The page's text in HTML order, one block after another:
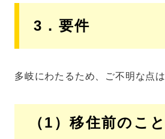
3．要件
多岐にわたるため、ご不明な点
（1）移住前のこと